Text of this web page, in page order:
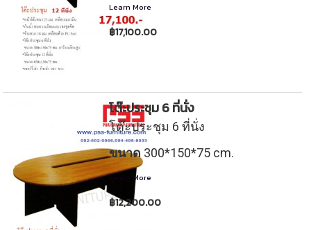
Learn More
฿17,100.00
โต๊ะประชุม 6 ที่นั่ง
โต๊ะประชุม 6 ที่นั่ง
ขนาด 300*150*75 cm.
Learn More
฿12,200.00